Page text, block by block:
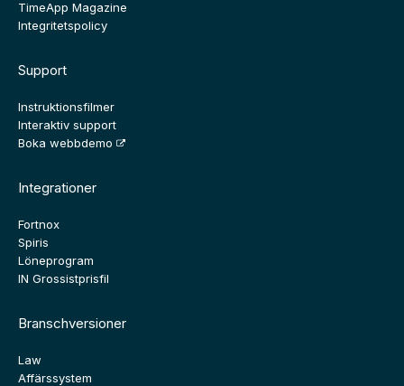
TimeApp Magazine
Integritetspolicy
Support
Instruktionsfilmer
Interaktiv support
Boka webbdemo
Integrationer
Fortnox
Spiris
Löneprogram
IN Grossistprisfil
Branschversioner
Law
Affärssystem